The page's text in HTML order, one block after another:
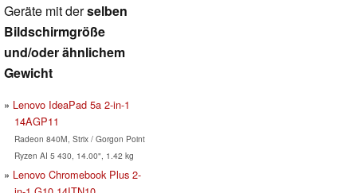
Geräte mit derselben
Bildschirmgröße
und/oder ähnlichem
Gewicht
Lenovo IdeaPad 5a 2-in-1
14AGP11
Radeon 840M, Strix / Gorgon Point
Ryzen AI 5 430, 14.00", 1.42 kg
Lenovo Chromebook Plus 2-